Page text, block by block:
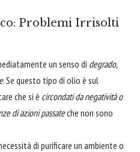
Problemi Irrisolti
un senso di degrado,
. Se questo tipo di olio è sul
che si è circondati da negatività o
di azioni passateche non sono
di purificare un ambiente o